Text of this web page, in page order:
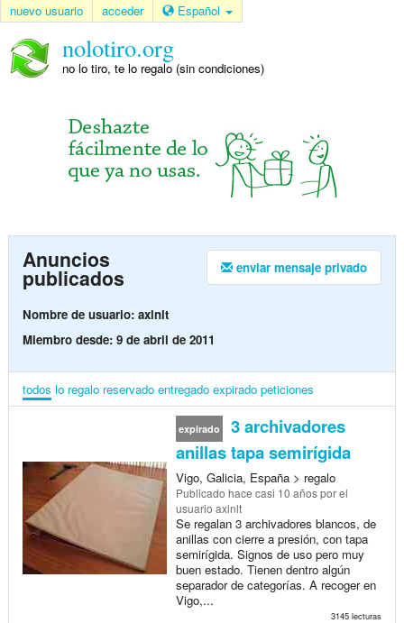
nuevo usuario acceder Español
nolotiro.org
no lo tiro, te lo regalo (sin condiciones)
enviar mensaje privado
Anuncios
publicados
Nombre de usuario: axlnlt
Miembro desde: 9 de abril de 2011
todos lo regalo reservado entregado expirado peticiones
expirado
3 archivadores
anillas tapa semirígida
Vigo, Galicia, España > regalo
Publicado hace casi 10 añospor el
usuario axlnlt
Se regalan 3 archivadores blancos, de
anillas con cierre a presión, con tapa
semirígida. Signos de uso pero muy
buen estado. Tienen dentro algún
separador de categorías. A recoger en
Vigo,...
3145 lecturas